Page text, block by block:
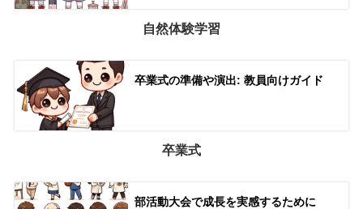
自然体験学習
卒業式の準備や演出: 教員向けガイド
卒業式
部活動大会で成長を実感するために